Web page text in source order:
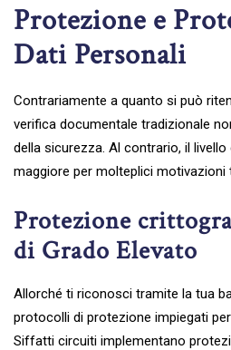
Protezione e
Dati Personali
Contrariamente a quanto si può
verifica documentale tradizionale
della sicurezza. Al contrario, il
maggiore per molteplici
Protezione
di Grado Elevato
Allorché ti riconosci tramite la tua
protocolli di protezione impiegati
Siffatti circuiti implementano